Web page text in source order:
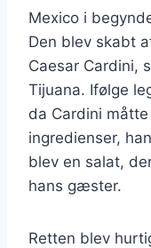
Mexico i
Den blev skabt
Caesar Cardini,
Tijuana. Ifølge
da Cardini
ingredienser,
blev en salat,
hans gæster.
Retten blev